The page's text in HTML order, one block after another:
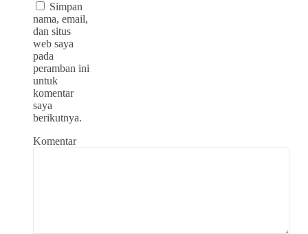
Simpan
nama, email,
dan situs
web saya
pada
peramban ini
untuk
komentar
saya
berikutnya.
Komentar